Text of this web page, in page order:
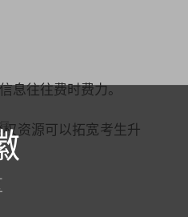
息往往费时费力。
资源可以拓宽考生升